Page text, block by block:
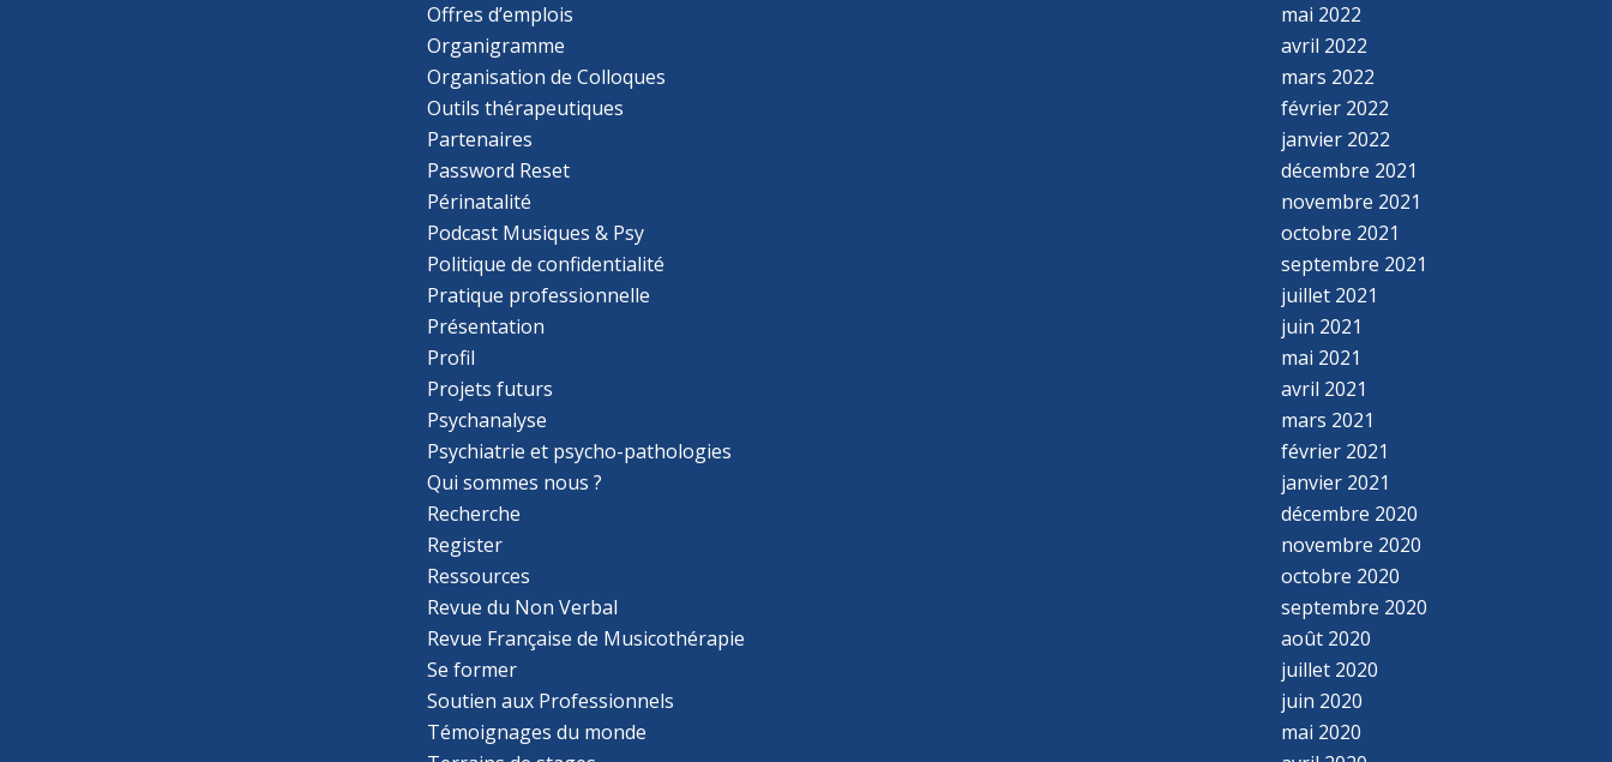
Offres d’emplois
Organigramme
Organisation de Colloques
Outils thérapeutiques
Partenaires
Password Reset
Périnatalité
Podcast Musiques & Psy
Politique de confidentialité
Pratique professionnelle
Présentation
Profil
Projets futurs
Psychanalyse
Psychiatrie et psycho-pathologies
Qui sommes nous ?
Recherche
Register
Ressources
Revue du Non Verbal
Revue Française de Musicothérapie
Se former
Soutien aux Professionnels
Témoignages du monde
mai 2022
avril 2022
mars 2022
février 2022
janvier 2022
décembre 2021
novembre 2021
octobre 2021
septembre 2021
juillet 2021
juin 2021
mai 2021
avril 2021
mars 2021
février 2021
janvier 2021
décembre 2020
novembre 2020
octobre 2020
septembre 2020
août 2020
juillet 2020
juin 2020
mai 2020